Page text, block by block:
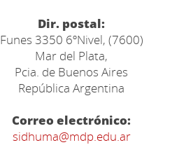
Dir. postal:
Funes 3350 6ºNivel, (7600)
Mar del Plata,
Pcia. de Buenos Aires
República Argentina
Correo electrónico:
sidhuma@mdp.edu.ar